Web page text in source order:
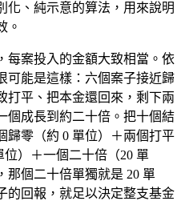
化、純示意的算法，用來說明
。
每案投入的金額大致相當。依
可能是這樣：六個案子接近歸
打平、把本金還回來，剩下兩
個成長到約二十倍。把十個結
歸零（約 0 單位）＋兩個打平
位）＋一個二十倍（20 單
那個二十倍單獨就是 20 單
的回報，就足以決定整支基金